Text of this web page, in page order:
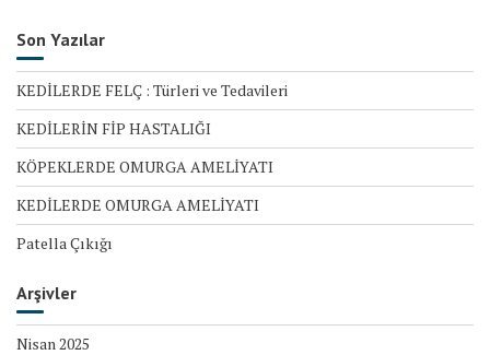
Son Yazılar
KEDİLERDE FELÇ : Türleri ve Tedavileri
KEDİLERİN FİP HASTALIĞI
KÖPEKLERDE OMURGA AMELİYATI
KEDİLERDE OMURGA AMELİYATI
Patella Çıkığı
Arşivler
Nisan 2025